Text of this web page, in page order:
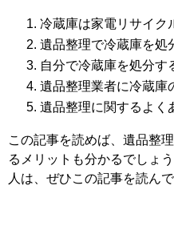
冷蔵庫は家電リサイク
遺品整理で冷蔵庫を処
自分で冷蔵庫を処分す
遺品整理業者に冷蔵庫
遺品整理に関するよく
この記事を読めば、遺品整
るメリットも分かるでしょ
人は、ぜひこの記事を読ん